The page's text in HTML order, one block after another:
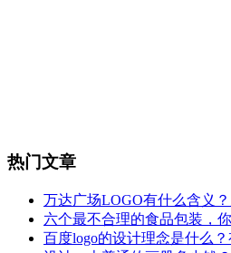
热门文章
万达广场LOGO有什么含义
六个最不合理的食品包装，
百度logo的设计理念是什么？